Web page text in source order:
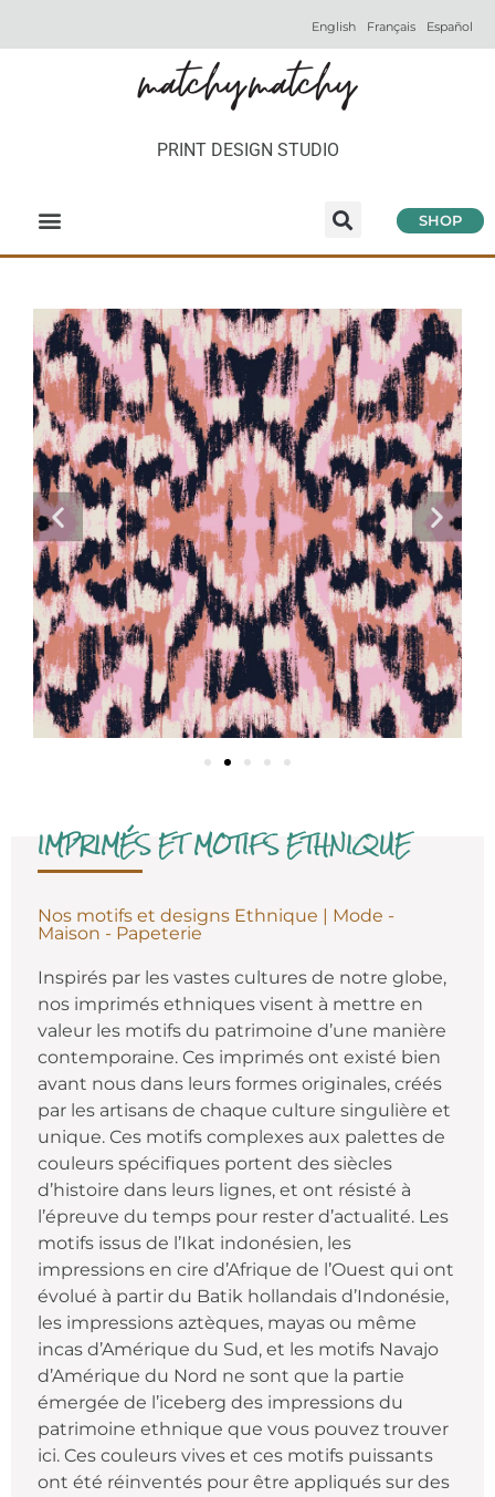
English Français Español
PRINT DESIGN STUDIO
SHOP
IMPRIMÉS ET MOTIFS ETHNIQUE
Nos motifs et designs Ethnique | Mode -
Maison - Papeterie
Inspirés par les vastes cultures de notre globe,
nos imprimés ethniques visent à mettre en
valeur les motifs du patrimoine d’une manière
contemporaine. Ces imprimés ont existé bien
avant nous dans leurs formes originales, créés
par les artisans de chaque culture singulière et
unique. Ces motifs complexes aux palettes de
couleurs spécifiques portent des siècles
d’histoire dans leurs lignes, et ont résisté à
l’épreuve du temps pour rester d’actualité. Les
motifs issus de l’Ikat indonésien, les
impressions en cire d’Afrique de l’Ouest qui ont
évolué à partir du Batik hollandais d’Indonésie,
les impressions aztèques, mayas ou même
incas d’Amérique du Sud, et les motifs Navajo
d’Amérique du Nord ne sont que la partie
émergée de l’iceberg des impressions du
patrimoine ethnique que vous pouvez trouver
ici. Ces couleurs vives et ces motifs puissants
ont été réinventés pour être appliqués sur des